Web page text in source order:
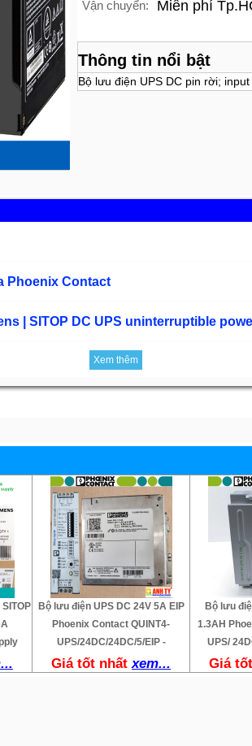
Vận chuyển: Miễn phí
Thông tin nổi bật
Bộ lưu điện UPS DC pin rời;
Phoenix Contact
| SITOP DC UPS uninterruptible
Xem thêm
Bộ lưu điện UPS DC 24V 5A EIP
Phoenix Contact QUINT4-
UPS/24DC/24DC/5/EIP -
Giá tốt nhấtxem...
Bộ lưu
1.3AH
UPS/
Giá